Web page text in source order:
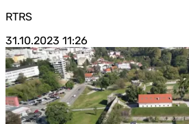
RTRS
31.10.2023 11:26